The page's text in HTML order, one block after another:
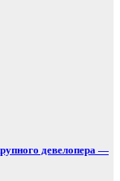
девелопера —